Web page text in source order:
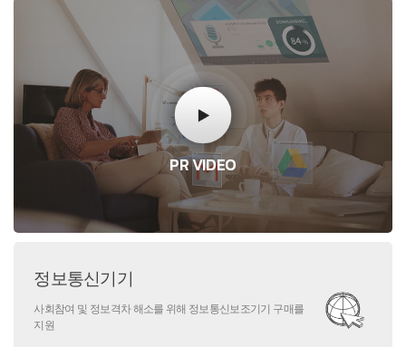
PR VIDEO
정보통신기기
사회참여 및 정보격차 해소를 위해 정보통신보조기기 구매를
지원